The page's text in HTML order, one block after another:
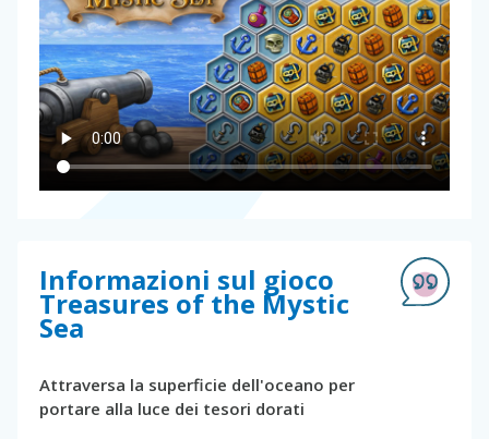
Informazioni sul gioco
Treasures of the Mystic
Sea
Attraversa la superficie dell'oceano per
portare alla luce dei tesori dorati